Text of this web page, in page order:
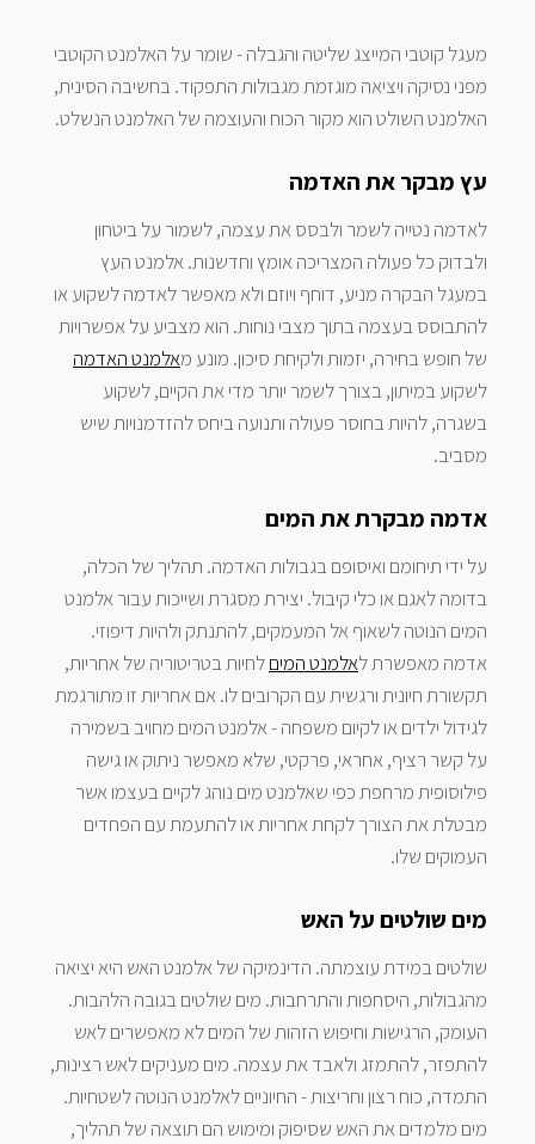
מעגל קוטבי המייצג שליטה והגבלה - שומר על האלמנט הקוטבי
מפני נסיקה ויציאה מוגזמת מגבולות התפקוד. בחשיבה הסינית,
האלמנט השולט הוא מקור הכוח והעוצמה של האלמנט הנשלט.
עץ מבקר את האדמה
לאדמה נטייה לשמר ולבסס את עצמה, לשמור על ביטחון
ולבדוק כל פעולה המצריכה אומץ וחדשנות. אלמנט העץ
במעגל הבקרה מניע, דוחף ויוזם ולא מאפשר לאדמה לשקוע או
להתבוסס בעצמה בתוך מצבי נוחות. הוא מצביע על אפשרויות
של חופש בחירה, יזמות ולקיחת סיכון. מונע מאלמנט האדמה
לשקוע במיתון, בצורך לשמר יותר מדי את הקיים, לשקוע
בשגרה, להיות בחוסר פעולה ותנועה ביחס להזדמנויות שיש
מסביב.
אדמה מבקרת את המים
על ידי תיחומם ואיסופם בגבולות האדמה. תהליך של הכלה,
בדומה לאגם או כלי קיבול. יצירת מסגרת ושייכות עבור אלמנט
המים הנוטה לשאוף אל המעמקים, להתנתק ולהיות דיפוזי.
אדמה מאפשרת לאלמנט המיםלחיות בטריטוריה של אחריות,
תקשורת חיונית ורגשית עם הקרובים לו. אם אחריות זו מתורגמת
לגידול ילדים או לקיום משפחה - אלמנט המים מחויב בשמירה
על קשר רציף, אחראי, פרקטי, שלא מאפשר ניתוק או גישה
פילוסופית מרחפת כפי שאלמנט מים נוהג לקיים בעצמו אשר
מבטלת את הצורך לקחת אחריות או להתעמת עם הפחדים
העמוקים שלו.
מים שולטים על האש
שולטים במידת עוצמתה. הדינמיקה של אלמנט האש היא יציאה
מהגבולות, היסחפות והתרחבות. מים שולטים בגובה הלהבות.
העומק, הרגישות וחיפוש הזהות של המים לא מאפשרים לאש
להתפזר, להתמזג ולאבד את עצמה. מים מעניקים לאש רצינות,
התמדה, כוח רצון וחריצות - החיוניים לאלמנט הנוטה לשטחיות.
מים מלמדים את האש שסיפוק ומימוש הם תוצאה של תהליך,